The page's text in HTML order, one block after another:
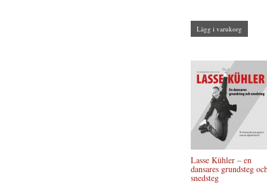
Lägg i varukorg
Lasse Kühler – en
dansares grundsteg
snedsteg